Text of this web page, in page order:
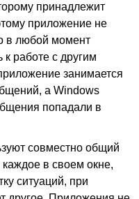
принадлежит
приложение не
в любой момент
работе с другим
занимается
а Windows
попадали в
совместно общий
в своем окне,
ситуаций, при